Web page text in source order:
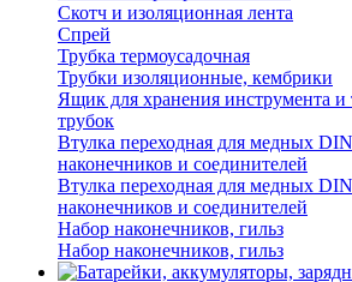
Скотч и изоляционная лента
Спрей
Трубка термоусадочная
Трубки изоляционные, кембрики
Ящик для хранения инструмента и
трубок
Втулка переходная для медных
наконечников и соединителей
Втулка переходная для медных
наконечников и соединителей
Набор наконечников, гильз
Набор наконечников, гильз